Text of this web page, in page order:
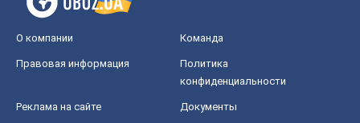
О компании Команда
Правовая информация
Политика
конфиденциальности
Реклама на сайте Документы